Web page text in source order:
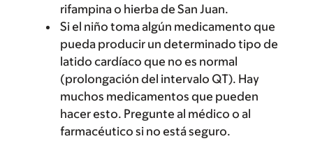
rifampina o hierba de San Juan.
Si el niño toma algún medicamento que
pueda producir un determinado tipo de
latido cardíaco que no es normal
(prolongación del intervalo QT). Hay
muchos medicamentos que pueden
hacer esto. Pregunte al médico o al
farmacéutico si no está seguro.